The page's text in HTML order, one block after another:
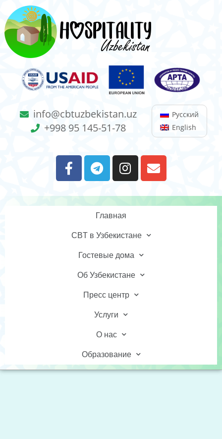
info@cbtuzbekistan.uz
+998 95 145-51-78
Русский
English
Главная
CBT в Узбекистане
Гостевые дома
Об Узбекистане
Пресс центр
Услуги
О нас
Образование